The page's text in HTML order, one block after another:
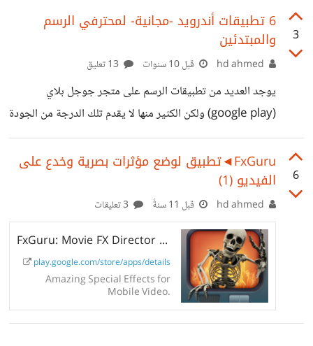
3
6 تطبيقات أندرويد -مجانية- لمحترفي الرسم
والمبتدئين
قبل 10 سنوات
يوجد العديد من تطبيقات الرسم على متجر جوجل بلاي
(google play) ولكن الكثير منها لا يقدم تلك الدرجة من الجودة
والإحترافية مثل تلك التطبيقات بعضها مجاني بشكل كامل-
والبعض الآخر منها تنقصه بعض الخواص المدفوعه فغالباً لا
: > https://play.google.com/store/apps/details?
id=com.adsk.sketchbookhdexpress ## 2-تطبيق
SketchBook - draw and paint >
https://play.google.com/store/apps/details?
Painter >
6
FxGuru◄تطبيق لوضع مؤثرات بصرية وخدع على
الفيديو (1)
قبل 11 سنةً
FxGuru: Movie FX Director - Apps on Google Play
play.google.com/store/apps/details
Amazing Special Effects for
Mobile Video.